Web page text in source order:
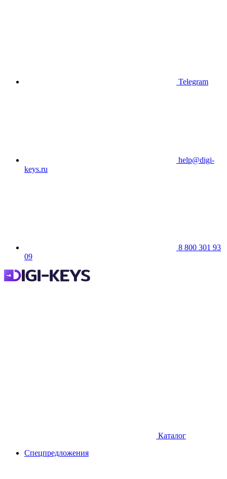
Telegram
help@digi-
keys.ru
8 800 301 93
09
Каталог
Спецпредложения